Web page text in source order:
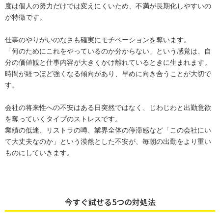
度は個人の努力だけでは変えにくいため、不満が長期化しやすいの
が特徴です。
仕事のやりがいのなさも確実にモチベーションを奪います。
「何のためにこれをやっているのか分からない」という感覚は、自
分の価値観と仕事内容が大きくかけ離れているときに生まれます。
時間が経つほど強くなる傾向があり、早めに向き合うことが大切で
す。
会社の将来性への不安はある日突然ではなく、じわじわと出勤意欲
を奪っていくタイプのストレスです。
業績の低迷、リストラの噂、業界全体の停滞感など「この会社にい
て大丈夫なのか」という漠然とした不安が、毎朝の出勤をより重い
ものにしていきます。
今すぐ試せる5つの対処法